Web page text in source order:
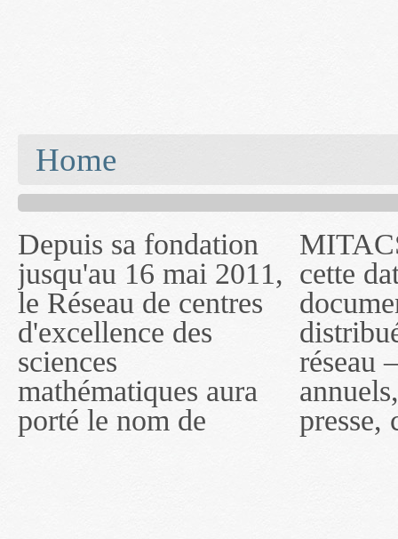
Home
Depuis sa fondation
jusqu'au 16 mai 2011,
le Réseau de centres
d'excellence des
sciences
mathématiques aura
porté le nom de
MITACS inc. Jusqu'à
cette date, les
documents publiés ou
distribués par ce
réseau — rapports
annuels, coupures de
presse, communiqués
— l'auront désigné
sous le nom de
MITACS inc. À
compter du 16 mai
2011, toutefois, le
réseau portera le nom